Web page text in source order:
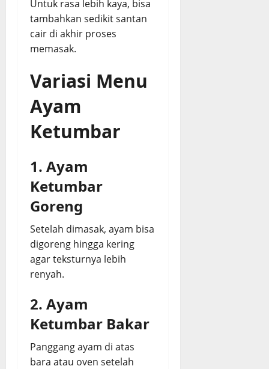
Untuk rasa lebih kaya, bisa
tambahkan sedikit santan
cair di akhir proses
memasak.
Variasi Menu
Ayam
Ketumbar
1. Ayam
Ketumbar
Goreng
Setelah dimasak, ayam bisa
digoreng hingga kering
agar teksturnya lebih
renyah.
2. Ayam
Ketumbar Bakar
Panggang ayam di atas
bara atau oven setelah